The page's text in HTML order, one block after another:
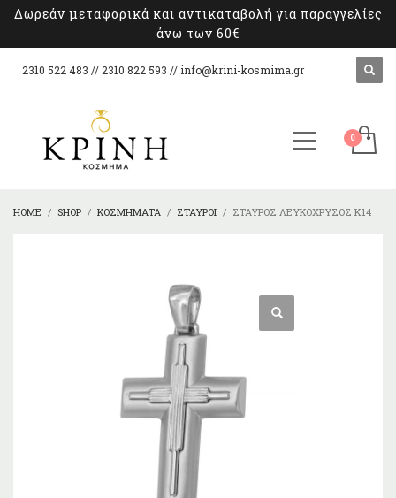
Δωρεάν μεταφορικά και αντικαταβολή για παραγγελίες
άνω των 60€
2310 522 483 // 2310 822 593 // info@krini-kosmima.gr
HOME SHOP ΚΟΣΜΉΜΑΤΑ ΣΤΑΥΡΟΊ ΣΤΑΥΡΌΣ ΛΕΥΚΌΧΡΥΣΟΣ Κ14